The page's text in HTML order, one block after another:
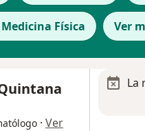
Física Ver
· Ver
La